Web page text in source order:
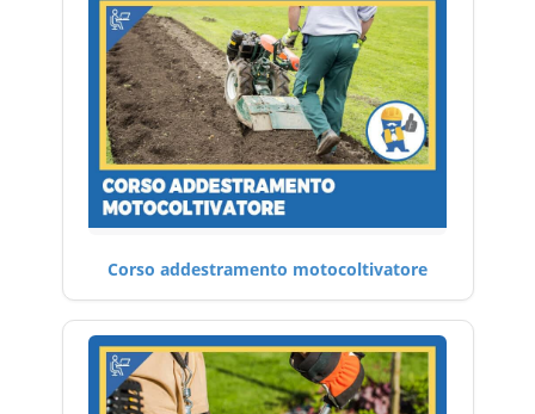
Corso addestramento motocoltivatore